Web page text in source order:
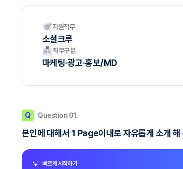
지원직무
소셜크루
직무구분
마케팅·광고·홍보/MD
Q Question 01.
본인에 대해서 1 Page이내로 자유롭게 소개
빠르게 시작하기